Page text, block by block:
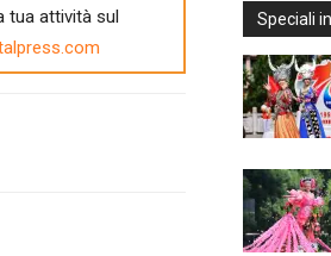
tua attività sul
Speciali